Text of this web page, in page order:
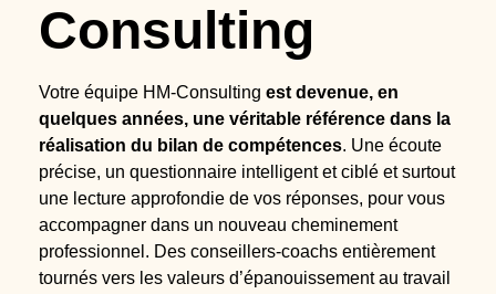
Consulting
Votre équipe HM-Consulting est devenue, en
quelques années, une véritable référence dans la
réalisation du bilan de compétences. Une écoute
précise, un questionnaire intelligent et ciblé et surtout
une lecture approfondie de vos réponses, pour vous
accompagner dans un nouveau cheminement
professionnel. Des conseillers-coachs entièrement
tournés vers les valeurs d’épanouissement au travail